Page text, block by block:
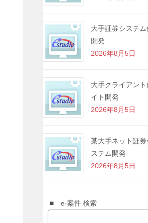
大手証券システム
開発
2026年8月5日
大手クライアン
イト開発
2026年8月5日
某大手ネット証
ステム開発
2026年8月5日
■ e-案件 検索